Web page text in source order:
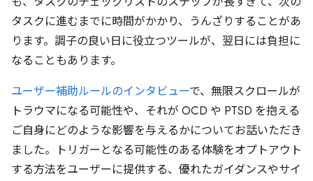
タスクに進むまでに時間がかかり、うんざりすることがあ
ります。調子の良い日に役立つツールが、翌日には負担に
なることもあります。
ユーザー補助ルールのインタビューで、無限スクロールが
トラウマになる可能性や、それが OCD や PTSD を抱える
ご自身にどのような影響を与えるかについてお話いただき
ました。トリガーとなる可能性のある体験をオプトアウト
する方法をユーザーに提供する、優れたガイダンスやサイ